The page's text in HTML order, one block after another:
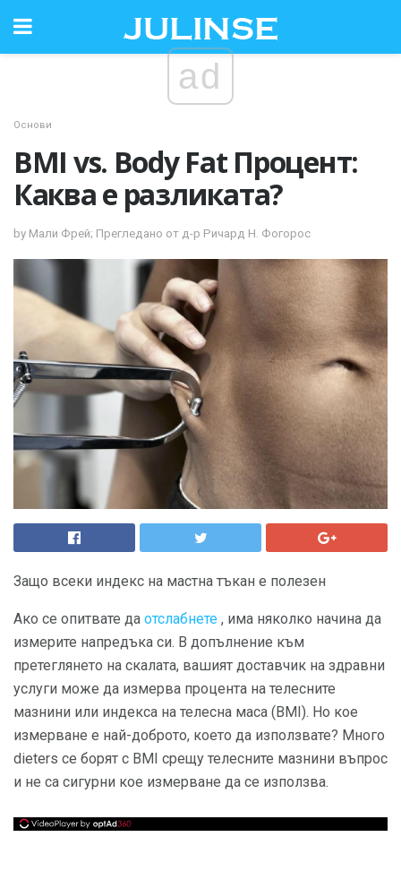
ad
Основи
BMI vs. Body Fat Процент:
Каква е разликата?
by Мали Фрей; Прегледано от д-р Ричард Н. Фогорос
Защо всеки индекс на мастна тъкан е полезен
Ако се опитвате да отслабнете , има няколко начина да
измерите напредъка си. В допълнение към
претеглянето на скалата, вашият доставчик на здравни
услуги може да измерва процента на телесните
мазнини или индекса на телесна маса (BMI). Но кое
измерване е най-доброто, което да използвате? Много
dieters се борят с BMI срещу телесните мазнини въпрос
и не са сигурни кое измерване да се използва.